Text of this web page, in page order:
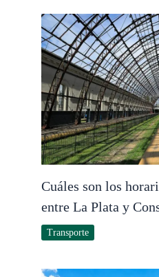
Cuáles son los
entre La Plata y
Transporte